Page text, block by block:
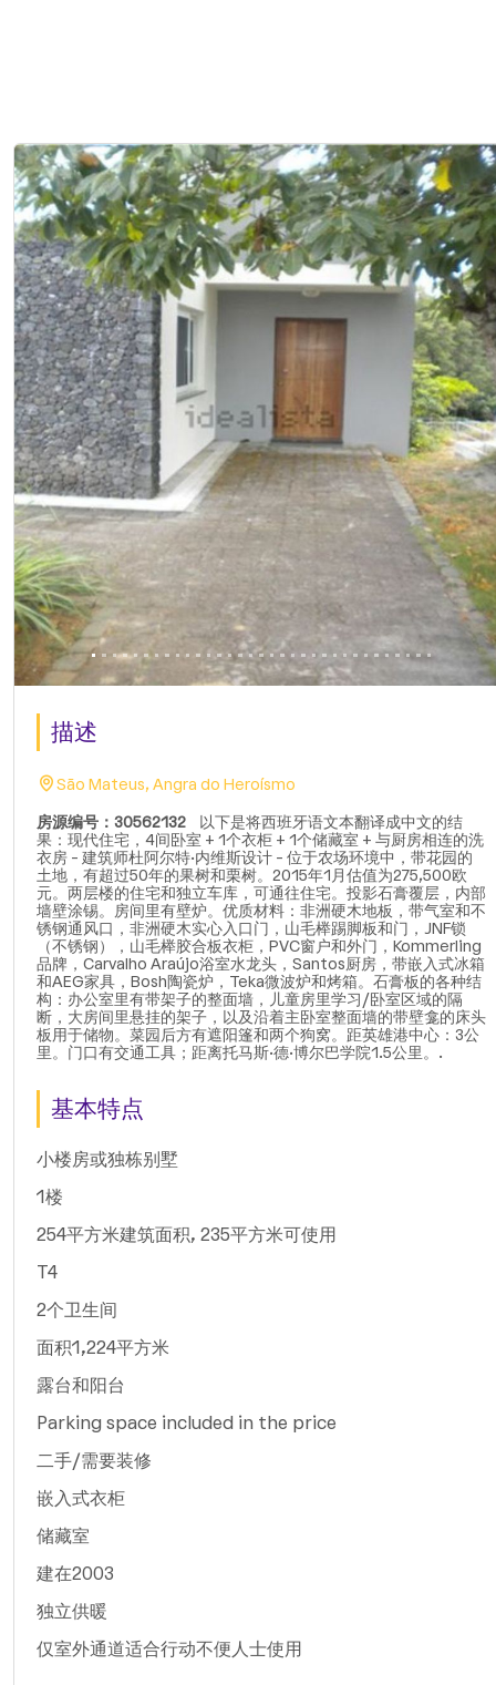
描述
São Mateus, Angra do Heroísmo
房源编号：30562132 以下是将西班牙语文本翻译成中文的结
果：现代住宅，4间卧室 + 1个衣柜 + 1个储藏室 + 与厨房相连的洗
衣房 - 建筑师杜阿尔特·内维斯设计 - 位于农场环境中，带花园的
土地，有超过50年的果树和栗树。2015年1月估值为275,500欧
元。两层楼的住宅和独立车库，可通往住宅。投影石膏覆层，内部
墙壁涂锡。房间里有壁炉。优质材料：非洲硬木地板，带气室和不
锈钢通风口，非洲硬木实心入口门，山毛榉踢脚板和门，JNF锁
（不锈钢），山毛榉胶合板衣柜，PVC窗户和外门，Kommerling
品牌，Carvalho Araújo浴室水龙头，Santos厨房，带嵌入式冰箱
和AEG家具，Bosh陶瓷炉，Teka微波炉和烤箱。石膏板的各种结
构：办公室里有带架子的整面墙，儿童房里学习/卧室区域的隔
断，大房间里悬挂的架子，以及沿着主卧室整面墙的带壁龛的床头
板用于储物。菜园后方有遮阳篷和两个狗窝。距英雄港中心：3公
里。门口有交通工具；距离托马斯·德·博尔巴学院1.5公里。.
基本特点
小楼房或独栋别墅
1楼
254平方米建筑面积, 235平方米可使用
T4
2个卫生间
面积1,224平方米
露台和阳台
Parking space included in the price
二手/需要装修
嵌入式衣柜
储藏室
建在2003
独立供暖
仅室外通道适合行动不便人士使用